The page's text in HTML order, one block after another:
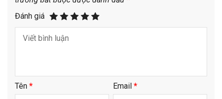
Đánh giá
Tên * Email *